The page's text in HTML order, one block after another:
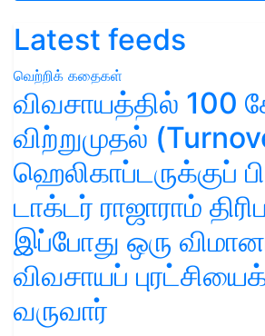
Latest feeds
வெற்றிக் கதைகள்
விவசாயத்தில் 100
விற்றுமுதல்
ஹெலிகாப்டருக்குப்
டாக்டர் ராஜாராம்
இப்போது ஒரு
விவசாயப்
வருவார்